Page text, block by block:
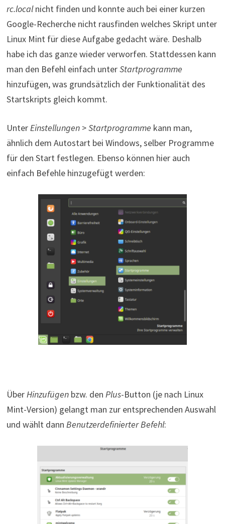
rc.localnicht finden und konnte auch bei einer kurzen
Google-Recherche nicht rausfinden welches Skript unter
Linux Mint für diese Aufgabe gedacht wäre. Deshalb
habe ich das ganze wieder verworfen. Stattdessen kann
man den Befehl einfach unterStartprogramme
hinzufügen, was grundsätzlich der Funktionalität des
Startskripts gleich kommt.
UnterEinstellungen>Startprogramme kann man,
ähnlich dem Autostart bei Windows, selber Programme
für den Start festlegen. Ebenso können hier auch
einfach Befehle hinzugefügt werden:
Über Hinzufügenbzw. den Plus-Button (je nach Linux
Mint-Version) gelangt man zur entsprechenden Auswahl
und wählt dann Benutzerdefinierter Befehl: